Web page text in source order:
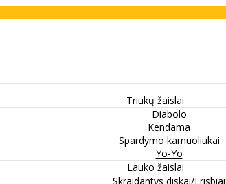
Triukų žaislai
Diabolo
Kendama
Spardymo kamuoliukai
Yo-Yo
Lauko žaislai
Skraidantys diskai/Frisbiai